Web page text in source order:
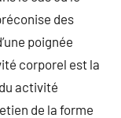
des
poignée
corporel est la
activité
de la forme